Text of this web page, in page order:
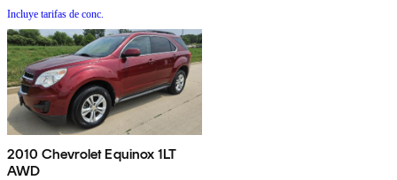
Incluye tarifas de conc.
2010 Chevrolet Equinox 1LT
AWD